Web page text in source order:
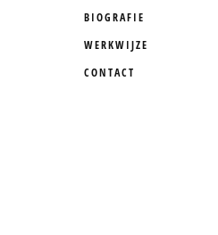
BIOGRAFIE
WERKWIJZE
CONTACT